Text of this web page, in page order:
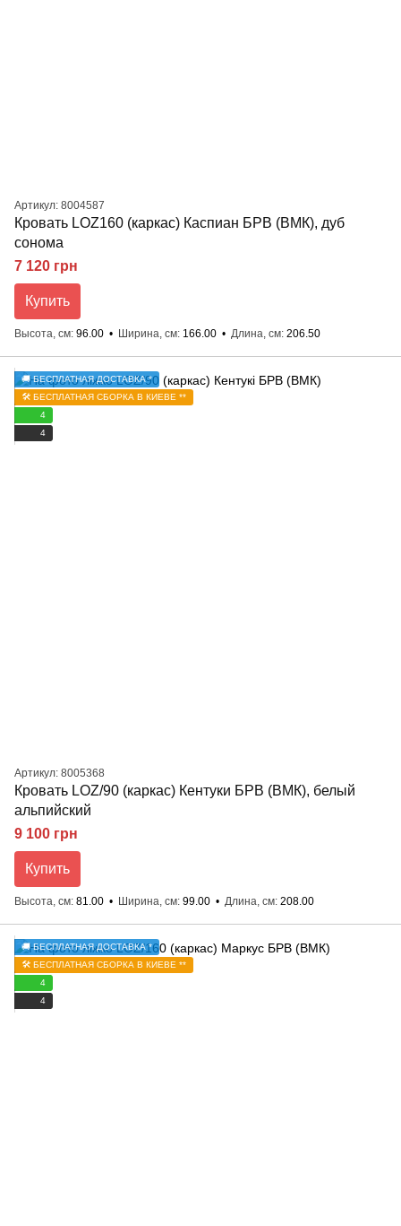
Артикул: 8004587
Кровать LOZ160 (каркас) Каспиан БРВ (ВМК), дуб
сонома
7 120 грн
Купить
Высота, см 96.00 Ширина, см 166.00 Длина, см 206.50
🚚 БЕСПЛАТНАЯ ДОСТАВКА *
🛠️ БЕСПЛАТНАЯ СБОРКА В КИЕВЕ **
4
4
Артикул: 8005368
Кровать LOZ/90 (каркас) Кентуки БРВ (ВМК), белый
альпийский
9 100 грн
Купить
Высота, см 81.00 Ширина, см 99.00 Длина, см 208.00
🚚 БЕСПЛАТНАЯ ДОСТАВКА *
🛠️ БЕСПЛАТНАЯ СБОРКА В КИЕВЕ **
4
4